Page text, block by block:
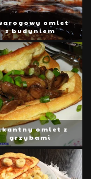
omlet
z budyniem
omlet z
grzybami